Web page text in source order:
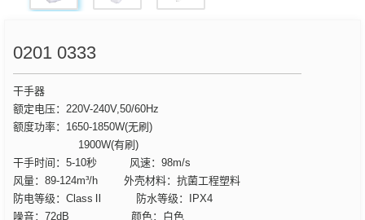
0201 0333
干手器
额定电压：220V-240V,50/60Hz
额度功率：1650-1850W(无刷)
1900W(有刷)
干手时间：5-10秒 风速：98m/s
风量：89-124m³/h 外壳材料：抗菌工程塑料
防电等级：ClassⅡ 防水等级：IPX4
噪音：72dB 颜色：白色